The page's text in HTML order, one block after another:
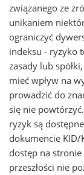
związanego ze
unikaniem
ograniczyć
indeksu - ryzyko
zasady lub
mieć wpływ na
prowadzić do
się nie
ryzyk są
dokumencie KID/
dostęp na
przeszłości nie